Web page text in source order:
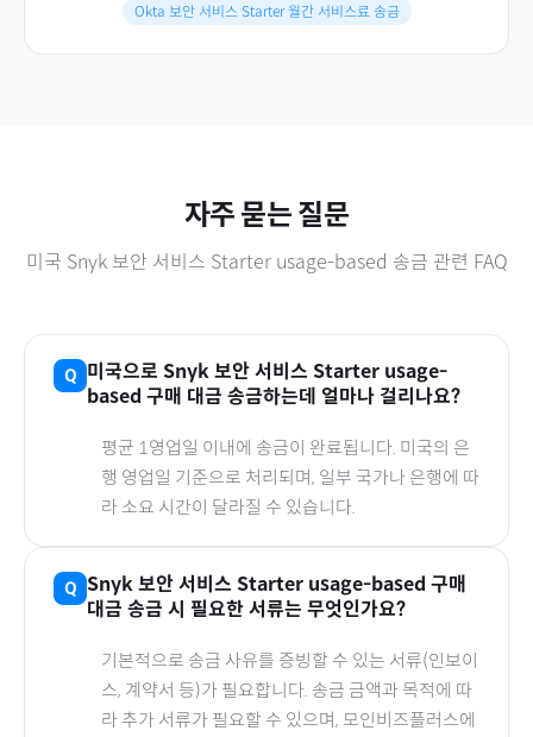
Okta 보안 서비스 Starter 월간 서비스료 송금
자주 묻는 질문
미국 Snyk 보안 서비스 Starter usage-based 송금 관련 FAQ
미국으로 Snyk 보안 서비스 Starter usage-
based 구매 대금 송금하는데 얼마나 걸리나요?
평균 1영업일 이내에 송금이 완료됩니다. 미국의 은
행 영업일 기준으로 처리되며, 일부 국가나 은행에 따
라 소요 시간이 달라질 수 있습니다.
Snyk 보안 서비스 Starter usage-based 구매
대금 송금 시 필요한 서류는 무엇인가요?
기본적으로 송금 사유를 증빙할 수 있는 서류(인보이
스, 계약서 등)가 필요합니다. 송금 금액과 목적에 따
라 추가 서류가 필요할 수 있으며, 모인비즈플러스에